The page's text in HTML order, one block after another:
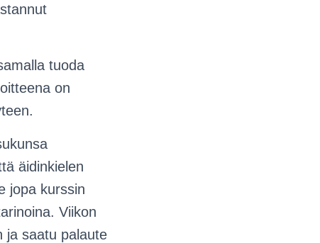
tuoda
on
äidinkielen
jopa kurssin
Viikon
ja saatu palaute